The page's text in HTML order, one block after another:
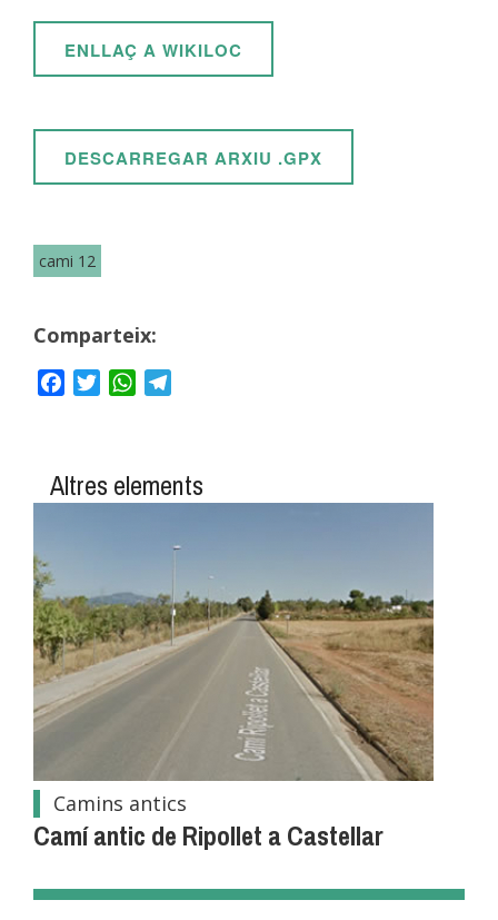
ENLLAÇ A WIKILOC
DESCARREGAR ARXIU .GPX
cami 12
Comparteix:
FacebookTwitterWhatsApp
Altres elements
Camins antics
Camí antic de Ripollet a Castellar